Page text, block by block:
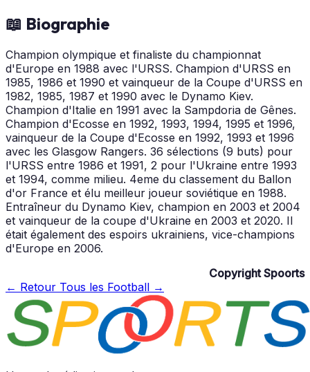
📖 Biographie
Champion olympique et finaliste du championnat
d'Europe en 1988 avec l'URSS. Champion d'URSS en
1985, 1986 et 1990 et vainqueur de la Coupe d'URSS en
1982, 1985, 1987 et 1990 avec le Dynamo Kiev.
Champion d'Italie en 1991 avec la Sampdoria de Gênes.
Champion d'Ecosse en 1992, 1993, 1994, 1995 et 1996,
vainqueur de la Coupe d'Ecosse en 1992, 1993 et 1996
avec les Glasgow Rangers. 36 sélections (9 buts) pour
l'URSS entre 1986 et 1991, 2 pour l'Ukraine entre 1993
et 1994, comme milieu. 4eme du classement du Ballon
d'or France et élu meilleur joueur soviétique en 1988.
Entraîneur du Dynamo Kiev, champion en 2003 et 2004
et vainqueur de la coupe d'Ukraine en 2003 et 2020. Il
était également des espoirs ukrainiens, vice-champions
d'Europe en 2006.
Copyright Spoorts
← Retour Tous les Football →